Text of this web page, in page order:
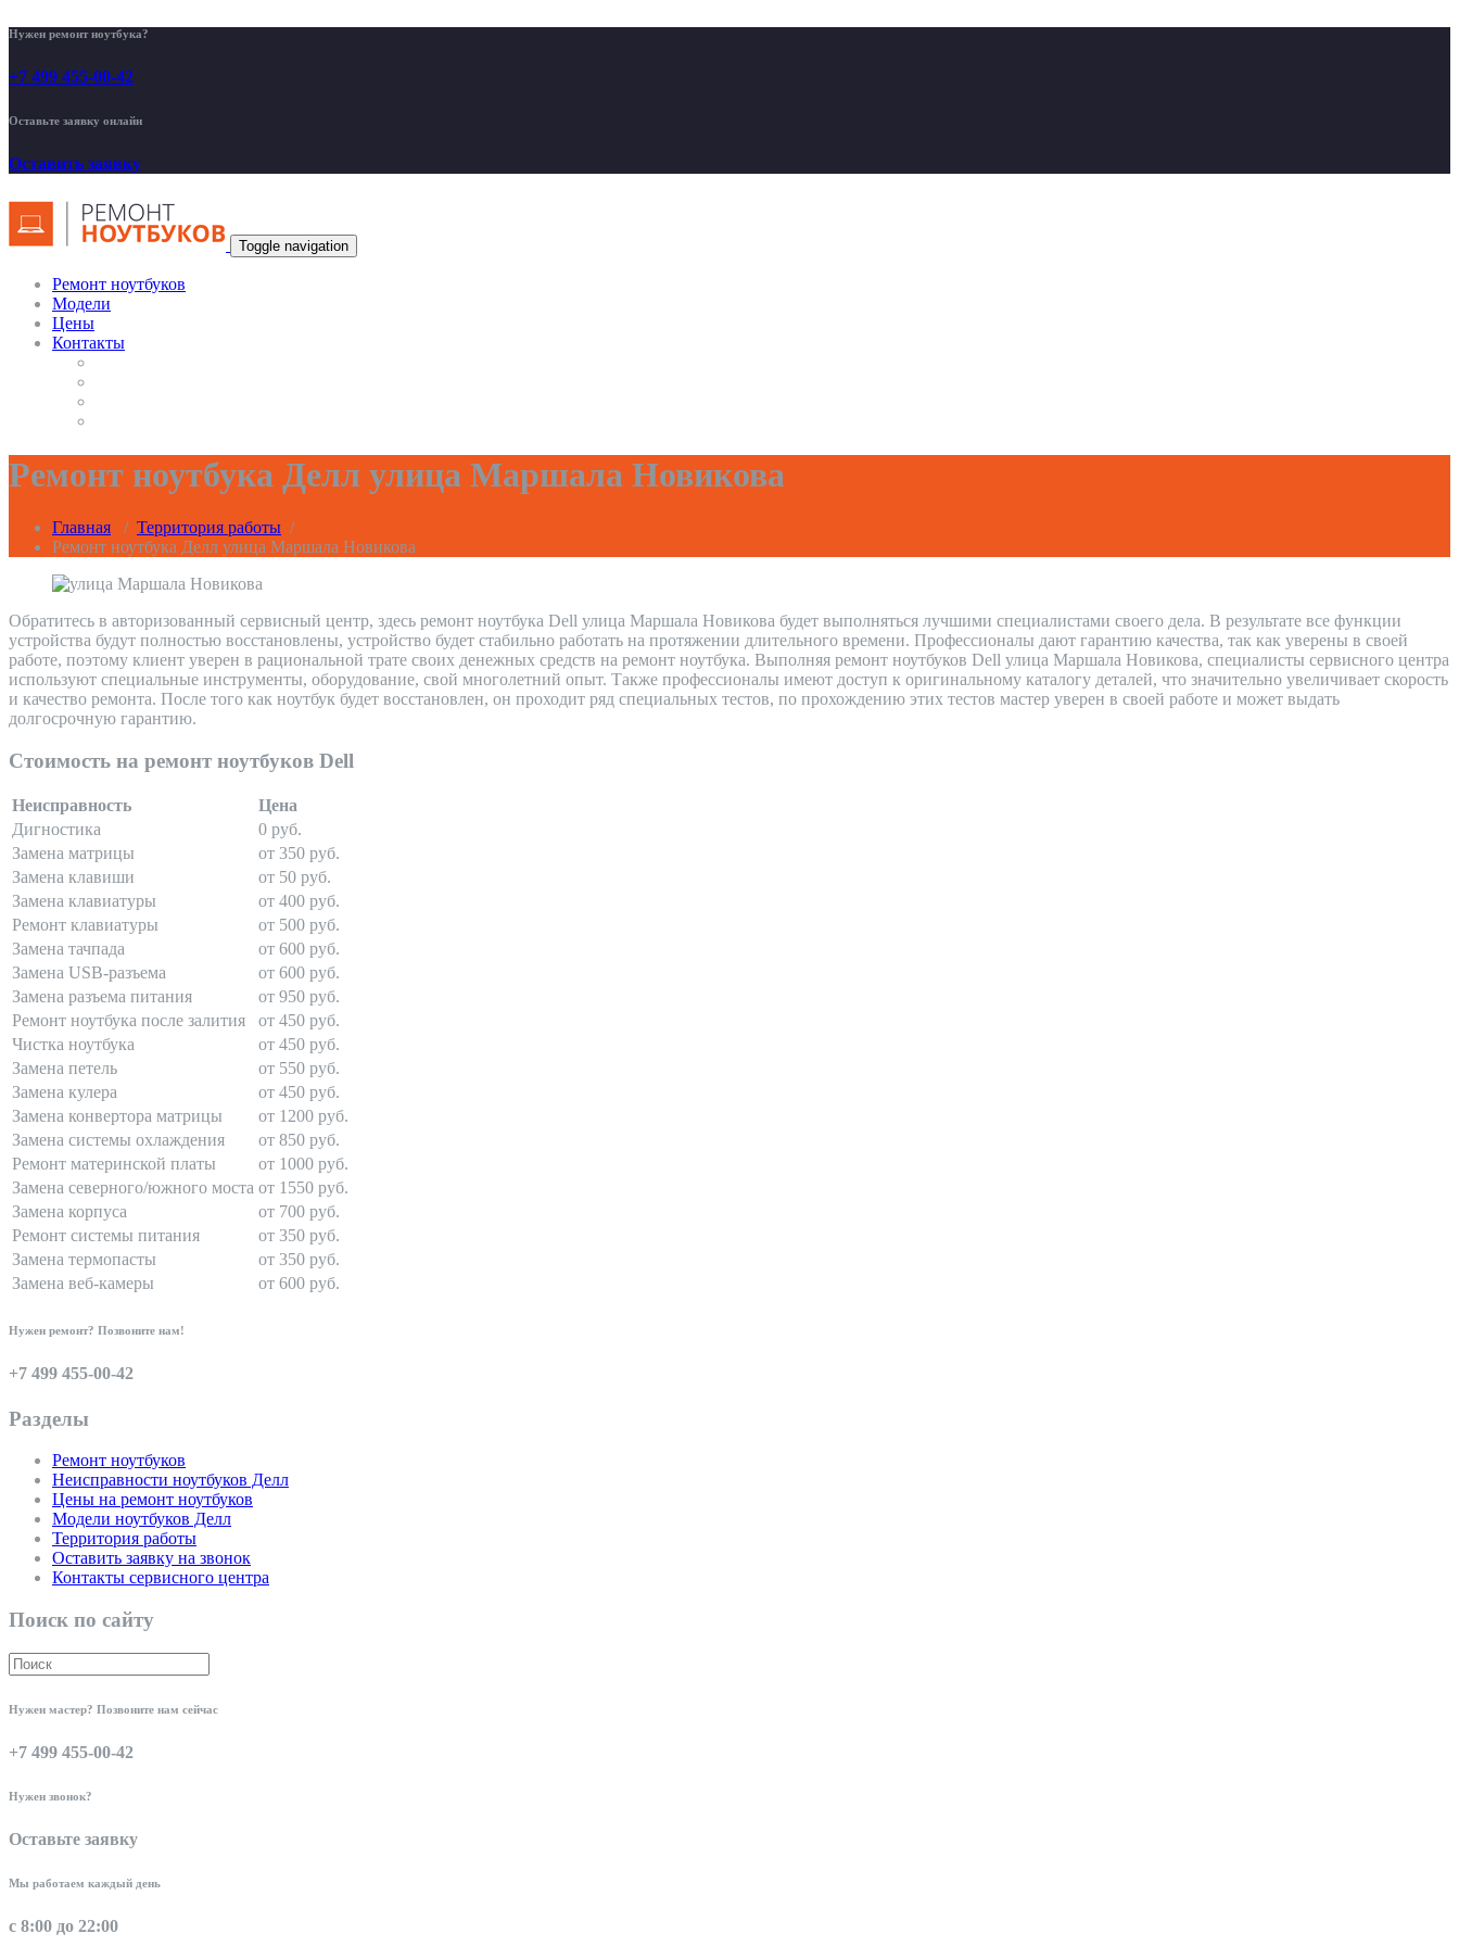
Нужен ремонт ноутбука?
+7 499 455-00-42
Оставьте заявку онлайн
Оставить заявку
Toggle navigation
Ремонт ноутбуков
Модели
Цены
Контакты
Ремонт ноутбука Делл улица Маршала Новикова
Главная / Территория работы /
Ремонт ноутбука Делл улица Маршала Новикова
Обратитесь в авторизованный сервисный центр, здесь ремонт ноутбука Dell улица Маршала Новикова будет выполняться лучшими специалистами своего дела. В результате все функции
устройства будут полностью восстановлены, устройство будет стабильно работать на протяжении длительного времени. Профессионалы дают гарантию качества, так как уверены в своей
работе, поэтому клиент уверен в рациональной трате своих денежных средств на ремонт ноутбука. Выполняя ремонт ноутбуков Dell улица Маршала Новикова, специалисты сервисного центра
используют специальные инструменты, оборудование, свой многолетний опыт. Также профессионалы имеют доступ к оригинальному каталогу деталей, что значительно увеличивает скорость
и качество ремонта. После того как ноутбук будет восстановлен, он проходит ряд специальных тестов, по прохождению этих тестов мастер уверен в своей работе и может выдать
долгосрочную гарантию.
Стоимость на ремонт ноутбуков Dell
Неисправность
Цена
Дигностика
0 руб.
Замена матрицы
от 350 руб.
Замена клавиши
от 50 руб.
Замена клавиатуры
от 400 руб.
Ремонт клавиатуры
от 500 руб.
Замена тачпада
от 600 руб.
Замена USB-разъема
от 600 руб.
Замена разъема питания
от 950 руб.
Ремонт ноутбука после залития
от 450 руб.
Чистка ноутбука
от 450 руб.
Замена петель
от 550 руб.
Замена кулера
от 450 руб.
Замена конвертора матрицы
от 1200 руб.
Замена системы охлаждения
от 850 руб.
Ремонт материнской платы
от 1000 руб.
Замена северного/южного моста от 1550 руб.
Замена корпуса
от 700 руб.
Ремонт системы питания
от 350 руб.
Замена термопасты
от 350 руб.
Замена веб-камеры
от 600 руб.
Нужен ремонт? Позвоните нам!
+7 499 455-00-42
Разделы
Ремонт ноутбуков
Неисправности ноутбуков Делл
Цены на ремонт ноутбуков
Модели ноутбуков Делл
Территория работы
Оставить заявку на звонок
Контакты сервисного центра
Поиск по сайту
Нужен мастер? Позвоните нам сейчас
+7 499 455-00-42
Нужен звонок?
Оставьте заявку
Мы работаем каждый день
с 8:00 до 22:00